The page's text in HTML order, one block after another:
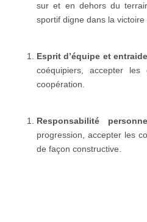
sur et en dehors du
sportif digne dans la victoire
Esprit d’équipe et entraide
coéquipiers, accepter
coopération.
Responsabilité
progression, accepter les
de façon constructive.